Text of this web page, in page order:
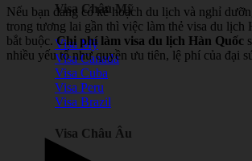
Visa Châu Mỹ
Visa Mỹ
Visa Canada
Visa Cuba
Visa Peru
Visa Brazil
Visa Châu Âu
Nếu bạn đang có kế hoạch du lịch và nghỉ
trong tương lai gần thì việc làm thẻ visa du lịch
bắt buộc.Chi phí làm visa du lịch Hàn Quốc
nhiều yếu tố như quyền ưu tiên, lệ phí của đại